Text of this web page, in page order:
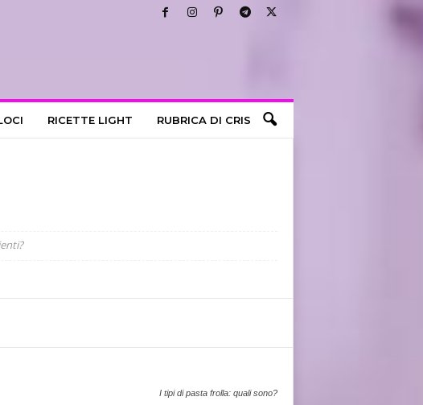
RICETTE LIGHT RUBRICA DI CRIS
I tipi di pasta frolla: quali sono?